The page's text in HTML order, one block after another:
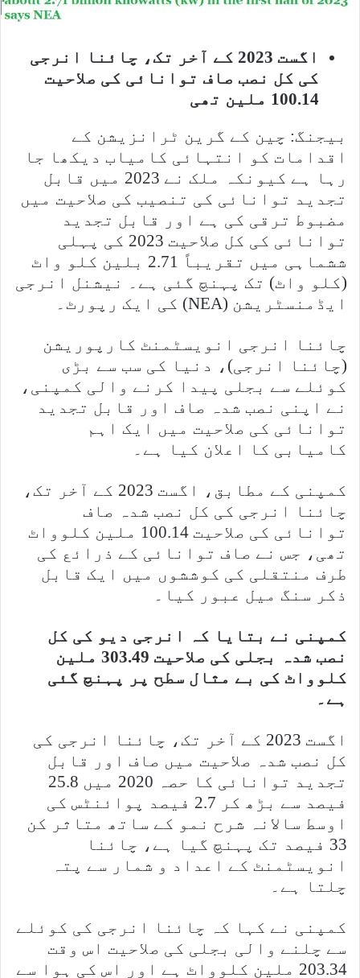
اگست 2023 کے آخر تک، چائنا انرجی
کی کل نصب صاف توانائی کی صلاحیت
100.14 ملین تھی
بیجنگ: چین کے گرین ٹرانزیشن کے
اقدامات کو انتہائی کامیاب دیکھا جا
رہا ہے کیونکہ ملک نے 2023 میں قابل
تجدید توانائی کی تنصیب کی صلاحیت میں
مضبوط ترقی کی ہے اور قابل تجدید
توانائی کی کل صلاحیت 2023 کی پہلی
ششماہی میں تقریباً 2.71 بلین کلو واٹ
(کلو واٹ) تک پہنچ گئی ہے۔ نیشنل انرجی
ایڈمنسٹریشن (NEA) کی ایک رپورٹ۔
چائنا انرجی انویسٹمنٹ کارپوریشن
(چائنا انرجی)، دنیا کی سب سے بڑی
کوئلے سے بجلی پیدا کرنے والی کمپنی،
نے اپنی نصب شدہ صاف اور قابل تجدید
توانائی کی صلاحیت میں ایک اہم
کامیابی کا اعلان کیا ہے۔
کمپنی کے مطابق، اگست 2023 کے آخر تک،
چائنا انرجی کی کل نصب شدہ صاف
توانائی کی صلاحیت 100.14 ملین کلوواٹ
تھی، جس نے صاف توانائی کے ذرائع کی
طرف منتقلی کی کوششوں میں ایک قابل
ذکر سنگ میل عبور کیا۔
کمپنی نے بتایا کہ انرجی دیو کی کل
نصب شدہ بجلی کی صلاحیت 303.49 ملین
کلوواٹ کی بے مثال سطح پر پہنچ گئی
ہے۔
اگست 2023 کے آخر تک، چائنا انرجی کی
کل نصب شدہ صلاحیت میں صاف اور قابل
تجدید توانائی کا حصہ 2020 میں 25.8
فیصد سے بڑھ کر 2.7 فیصد پوائنٹس کی
اوسط سالانہ شرح نمو کے ساتھ متاثر کن
33 فیصد تک پہنچ گیا ہے، چائنا
انویسٹمنٹ کے اعداد و شمار سے پتہ
چلتا ہے۔
کمپنی نے کہا کہ چائنا انرجی کی کوئلے
سے چلنے والی بجلی کی صلاحیت اس وقت
203.34 ملین کلوواٹ ہے اور اس کی ہوا سے